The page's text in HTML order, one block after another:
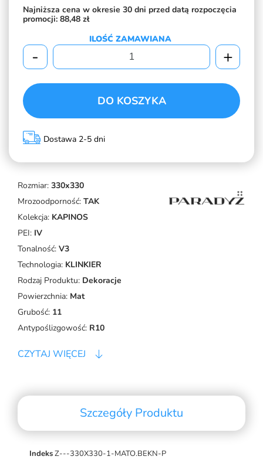
Rozmiar: 330x330
Mrozoodporność: TAK
Kolekcja: KAPINOS
PEI: IV
Tonalność: V3
Technologia: KLINKIER
Rodzaj Produktu: Dekoracje
Powierzchnia: Mat
Grubość: 11
Antypoślizgowość: R10
CZYTAJ WIĘCEJ
Najniższa cena w okresie 30 dni przed datą rozpoczęcia
promocji: 88,48 zł
ILOŚĆ ZAMAWIANA
- +
DO KOSZYKA
Dostawa 2-5 dni
Szczegóły Produktu
IndeksZ---330X330-1-MATO.BEKN-P